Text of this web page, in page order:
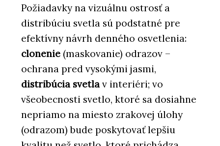
Požiadavky na vizuálnu ostrosť a
distribúciu svetla sú podstatné pre
efektívny návrh denného osvetlenia:
clonenie (maskovanie) odrazov –
ochrana pred vysokými jasmi,
distribúcia svetla v interiéri; vo
všeobecnosti svetlo, ktoré sa dosiahne
nepriamo na miesto zrakovej úlohy
(odrazom) bude poskytovať lepšiu